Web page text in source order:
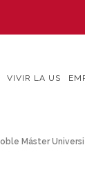
VIVIR LA US
Máster